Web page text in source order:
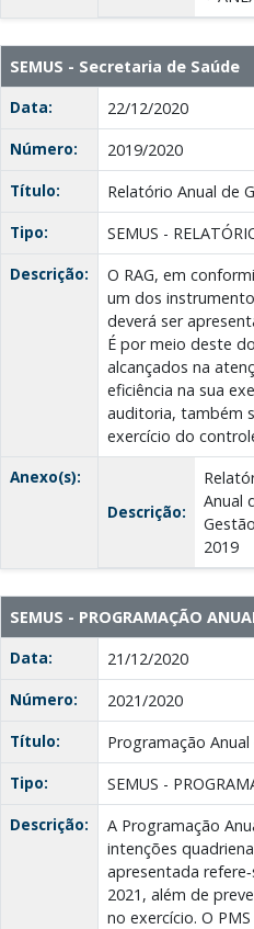
SEMUS - Secretaria de
Data:
22/12/2020
Número:
2019/2020
Título:
Relatório Anual de
Tipo:
SEMUS -
Descrição:
O RAG, em
um dos
deverá ser
É por meio deste
alcançados na
eficiência na sua
auditoria, também
exercício do
Anexo(s):
Descrição:
Anual
Gestão
2019
SEMUS - PROGRAMAÇÃO
Data:
21/12/2020
Número:
2021/2020
Título:
Programação Anual
Tipo:
SEMUS -
Descrição:
A Programação
intenções
apresentada
2021, além de
no exercício. O